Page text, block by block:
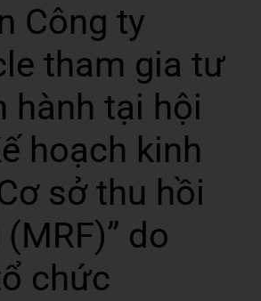
Công ty
tham gia tư
hành tại hội
hoạch kinh
sở thu hồi
do
chức